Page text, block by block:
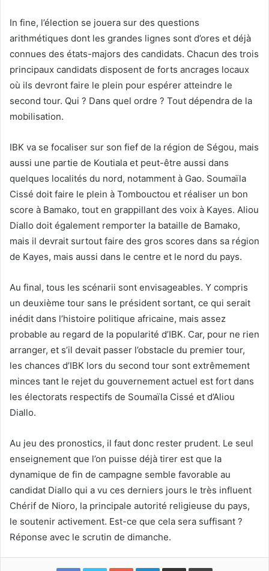
In fine, l’élection se jouera sur des questions
arithmétiques dont les grandes lignes sont d’ores et déjà
connues des états-majors des candidats. Chacun des trois
principaux candidats disposent de forts ancrages locaux
où ils devront faire le plein pour espérer atteindre le
second tour. Qui ? Dans quel ordre ? Tout dépendra de la
mobilisation.
IBK va se focaliser sur son fief de la région de Ségou, mais
aussi une partie de Koutiala et peut-être aussi dans
quelques localités du nord, notamment à Gao. Soumaïla
Cissé doit faire le plein à Tombouctou et réaliser un bon
score à Bamako, tout en grappillant des voix à Kayes. Aliou
Diallo doit également remporter la bataille de Bamako,
mais il devrait surtout faire des gros scores dans sa région
de Kayes, mais aussi dans le centre et le nord du pays.
Au final, tous les scénarii sont envisageables. Y compris
un deuxième tour sans le président sortant, ce qui serait
inédit dans l’histoire politique africaine, mais assez
probable au regard de la popularité d’IBK. Car, pour ne rien
arranger, et s’il devait passer l’obstacle du premier tour,
les chances d’IBK lors du second tour sont extrêmement
minces tant le rejet du gouvernement actuel est fort dans
les électorats respectifs de Soumaïla Cissé et d’Aliou
Diallo.
Au jeu des pronostics, il faut donc rester prudent. Le seul
enseignement que l’on puisse déjà tirer est que la
dynamique de fin de campagne semble favorable au
candidat Diallo qui a vu ces derniers jours le très influent
Chérif de Nioro, la principale autorité religieuse du pays,
le soutenir activement. Est-ce que cela sera suffisant ?
Réponse avec le scrutin de dimanche.
Google+LinkedinPartager par email Imprimer